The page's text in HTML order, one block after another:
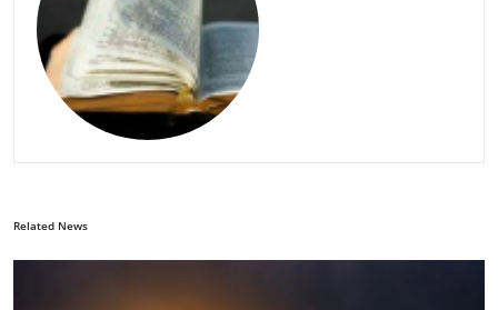
Related News